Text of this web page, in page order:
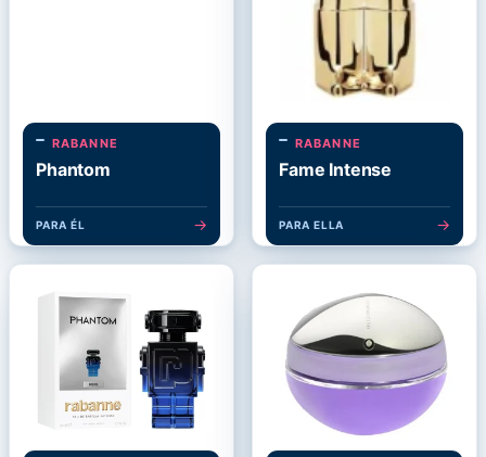
RABANNE
Phantom
PARA ÉL →
RABANNE
Fame Intense
PARA ELLA →